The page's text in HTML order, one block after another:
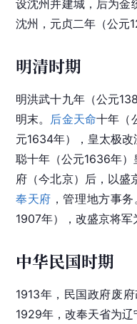
设沈州并建城，后为金
沈州，元贞二年（公元
明清时期
明洪武十九年（公元
明末。 后金天命十年（
元1634年），皇太极改
聪十年（公元1636年
府（今北京）后，以盛
奉天府 ，管理地方事
1907年），改盛京将
中华民国时期
1913年， 民国政府废
1929年，改奉天省为辽